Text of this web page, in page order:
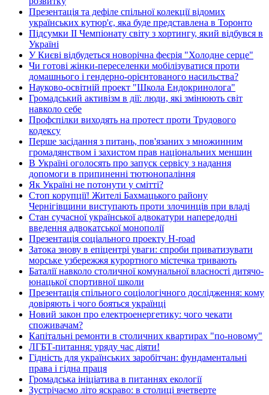
Презентація та дефіле спільної колекції відомих
українських кутюр'є, яка буде представлена в Торонто
Підсумки ІІ Чемпіонату світу з хортингу, який відбувся в
Україні
У Києві відбудеться новорічна феєрія "Холодне серце"
Чи готові жінки-переселенки мобілізуватися проти
домашнього і гендерно-орієнтованого насильства?
Науково-освітній проект "Школа Ендокринолога"
Громадський активізм в дії: люди, які змінюють світ
навколо себе
Профспілки виходять на протест проти Трудового
кодексу
Перше засідання з питань, пов'язаних з множинним
громадянством і захистом прав національних меншин
В Україні оголосять про запуск сервісу з надання
допомоги в припиненні тютюнопаління
Як Україні не потонути у смітті?
Стоп корупції! Жителі Бахмацького району
Чернігівщини виступають проти злочинців при владі
Стан сучасної української адвокатури напередодні
введення адвокатської монополії
Презентація соціального проекту H-road
Затока знову в епіцентрі уваги: спроби приватизувати
морське узбережжя курортного містечка тривають
Баталії навколо столичної комунальної власності дитячо-
юнацької спортивної школи
Презентація спільного соціологічного дослідження: кому
довіряють і чого бояться українці
Новий закон про електроенергетику: чого чекати
споживачам?
Капітальні ремонти в столичних квартирах "по-новому"
ЛГБТ-питання: уряду час діяти!
Гідність для українських заробітчан: фундаментальні
права і гідна праця
Громадська ініціатива в питаннях екології
Зустрічаємо літо яскраво: в столиці вчетверте